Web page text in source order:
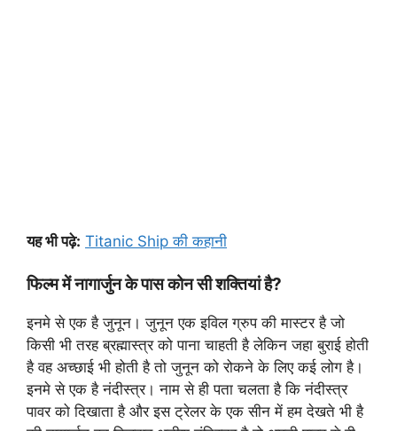
यह भी पढ़े: Titanic Ship की कहानी
फिल्म में नागार्जुन के पास कोन सी शक्तियां है?
इनमे से एक है जुनून। जुनून एक इविल ग्रुप की मास्टर है जो
किसी भी तरह ब्रह्मास्त्र को पाना चाहती है लेकिन जहा बुराई होती
है वह अच्छाई भी होती है तो जुनून को रोकने के लिए कई लोग है।
इनमे से एक है नंदीस्त्र। नाम से ही पता चलता है कि नंदीस्त्र
पावर को दिखाता है और इस ट्रेलर के एक सीन में हम देखते भी है